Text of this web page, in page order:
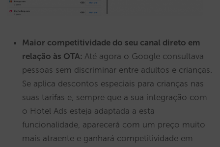
Maior competitividade do seu canal direto em
relação às OTA: Até agora o Google consultava
pessoas sem discriminar entre adultos e crianças.
Se aplica descontos especiais para crianças nas
suas tarifas e, sempre que a sua integração com
o Hotel Ads esteja adaptada a esta
funcionalidade, aparecerá com um preço muito
mais atraente e ganhará competitividade em